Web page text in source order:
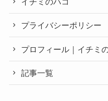
プライバシーポリシー
プロフィール｜イチミ
記事一覧